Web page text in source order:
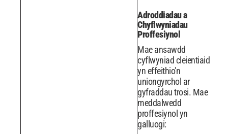
Adroddiadau a
Chyflwyniadau
Proffesiynol
Mae ansawdd
cyflwyniad cleientiaid
yn effeithio'n
uniongyrchol ar
gyfraddau trosi. Mae
meddalwedd
proffesiynol yn
galluogi: